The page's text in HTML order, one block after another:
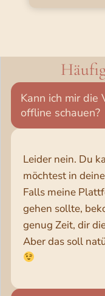
Kann ich mir die
offline schauen?
Leider nein. Du
möchtest in
Falls meine
gehen sollte,
genug Zeit, dir
Aber das soll